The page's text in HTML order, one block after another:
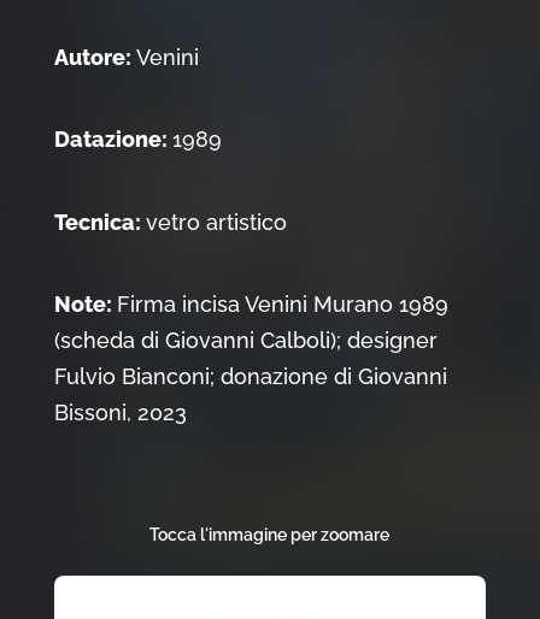
Autore: Venini
Datazione: 1989
Tecnica: vetro artistico
Note: Firma incisa Venini Murano 1989
(scheda di Giovanni Calboli); designer
Fulvio Bianconi; donazione di Giovanni
Bissoni, 2023
Tocca l'immagine per zoomare